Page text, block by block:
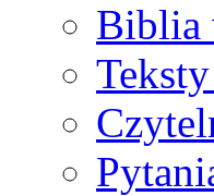
Biblia